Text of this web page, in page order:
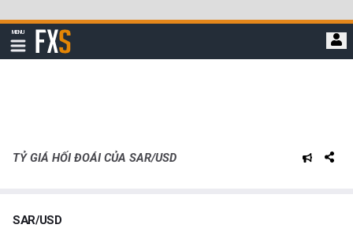
qua
đi
MENU
Hiển
thị
FXStreet
TỶ GIÁ HỐI ĐOÁI CỦA SAR/USD
SAR/USD